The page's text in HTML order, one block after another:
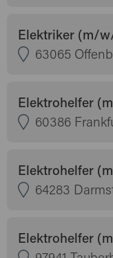
Elektriker (m/
63065
Elektrohelfer
60386
Elektrohelfer
64283
Elektrohelfer